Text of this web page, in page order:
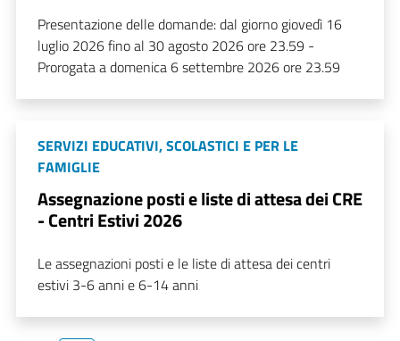
Presentazione delle domande: dal giorno giovedì 16
luglio 2026 fino al 30 agosto 2026 ore 23.59 -
Prorogata a domenica 6 settembre 2026 ore 23.59
SERVIZI EDUCATIVI, SCOLASTICI E PER LE
FAMIGLIE
Assegnazione posti e liste di attesa dei CRE
- Centri Estivi 2026
Le assegnazioni posti e le liste di attesa dei centri
estivi 3-6 anni e 6-14 anni